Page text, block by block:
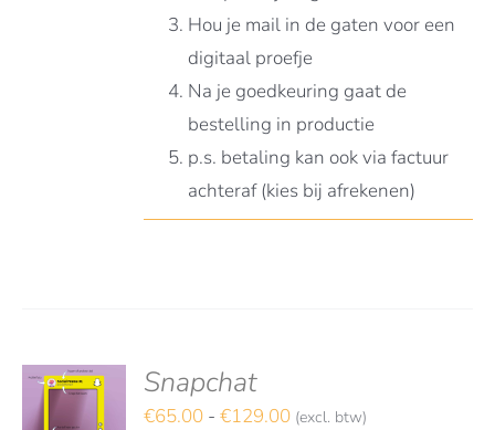
Hou je mail in de gaten voor een
digitaal proefje
Na je goedkeuring gaat de
bestelling in productie
p.s. betaling kan ook via factuur
achteraf (kies bij afrekenen)
Snapchat
€65.00 - €129.00Prijsklasse:
(excl. btw)